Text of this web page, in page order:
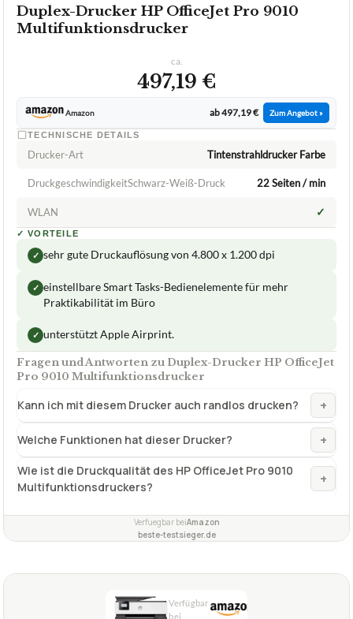
Duplex-Drucker HP OfficeJet Pro 9010
Multifunktionsdrucker
ca.
497,19 €
Amazon ab 497,19 € Zum Angebot »
TECHNISCHE DETAILS
Drucker-Art Tintenstrahldrucker Farbe
DruckgeschwindigkeitSchwarz-Weiß-Druck 22 Seiten / min
WLAN ✓
✓ VORTEILE
✓ sehr gute Druckauflösung von 4.800 x 1.200 dpi
✓ einstellbare Smart Tasks-Bedienelemente für mehr
Praktikabilität im Büro
✓ unterstützt Apple Airprint.
Fragen und Antworten zu Duplex-Drucker HP OfficeJet
Pro 9010 Multifunktionsdrucker
Kann ich mit diesem Drucker auch randlos drucken? +
Welche Funktionen hat dieser Drucker? +
Wie ist die Druckqualität des HP OfficeJet Pro 9010
Multifunktionsdruckers?
+
Verfuegbar beiAmazon
beste-testsieger.de